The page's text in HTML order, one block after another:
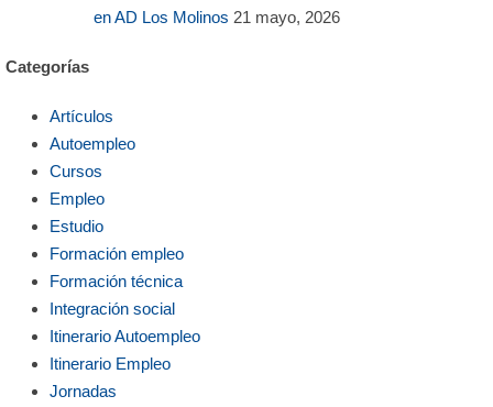
en AD Los Molinos 21 mayo, 2026
Categorías
Artículos
Autoempleo
Cursos
Empleo
Estudio
Formación empleo
Formación técnica
Integración social
Itinerario Autoempleo
Itinerario Empleo
Jornadas